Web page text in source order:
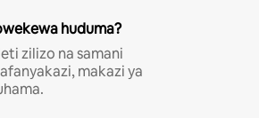
huduma?
zilizo na samani
makazi ya